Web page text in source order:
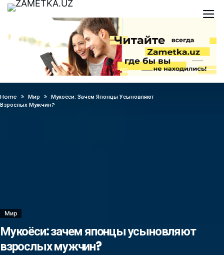
Home Мир
Мукоёси: Зачем Японцы Усыновляют
Взрослых Мужчин?
Мир
Мукоёси: зачем японцы усыновляют
взрослых мужчин?